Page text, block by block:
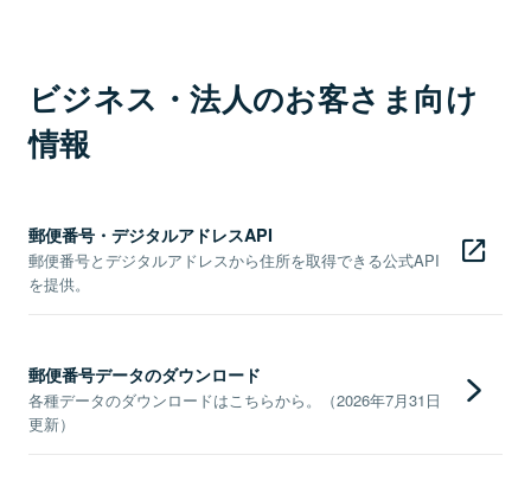
ビジネス・法人のお客さま向け
情報
郵便番号・デジタルアドレスAPI
郵便番号とデジタルアドレスから住所を取得できる公式API
を提供。
郵便番号データのダウンロード
各種データのダウンロードはこちらから。（2026年7月31日
更新）